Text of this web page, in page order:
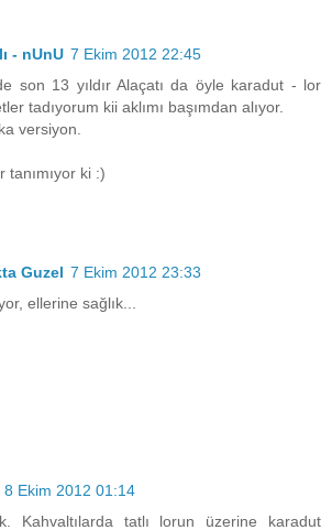
- nUnU 7 Ekim 2012 22:45
son 13 yıldır Alaçatı da öyle karadut - lor
tadıyorum kii aklımı başımdan alıyor.
versiyon.
tanımıyor ki :)
Guzel 7 Ekim 2012 23:33
ellerine sağlık...
8 Ekim 2012 01:14
Kahvaltılarda tatlı lorun üzerine karadut